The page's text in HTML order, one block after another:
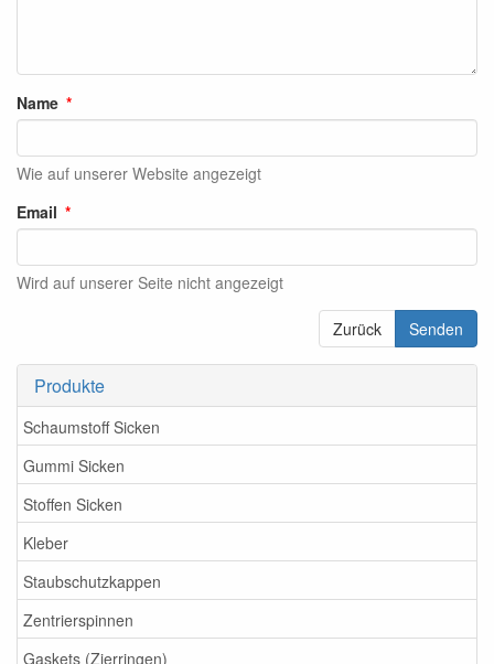
Produkte
Schaumstoff Sicken
Gummi Sicken
Stoffen Sicken
Kleber
Staubschutzkappen
Zentrierspinnen
Gaskets (Zierringen)
Name
Wie auf unserer Website angezeigt
Email
Wird auf unserer Seite nicht angezeigt
Zurück Senden